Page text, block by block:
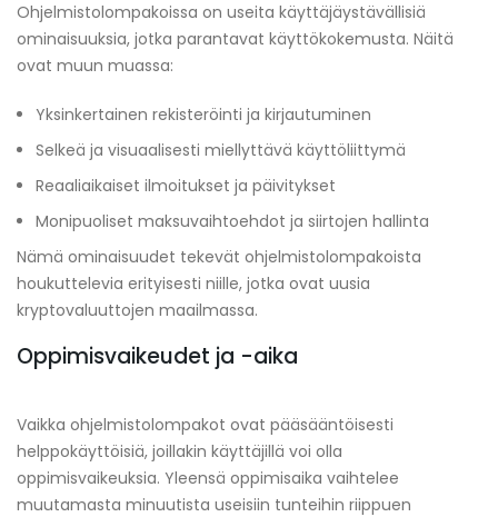
Ohjelmistolompakoissa on useita käyttäjäystävällisiä
ominaisuuksia, jotka parantavat käyttökokemusta. Näitä
ovat muun muassa:
Yksinkertainen rekisteröinti ja kirjautuminen
Selkeä ja visuaalisesti miellyttävä käyttöliittymä
Reaaliaikaiset ilmoitukset ja päivitykset
Monipuoliset maksuvaihtoehdot ja siirtojen hallinta
Nämä ominaisuudet tekevät ohjelmistolompakoista
houkuttelevia erityisesti niille, jotka ovat uusia
kryptovaluuttojen maailmassa.
Oppimisvaikeudet ja -aika
Vaikka ohjelmistolompakot ovat pääsääntöisesti
helppokäyttöisiä, joillakin käyttäjillä voi olla
oppimisvaikeuksia. Yleensä oppimisaika vaihtelee
muutamasta minuutista useisiin tunteihin riippuen